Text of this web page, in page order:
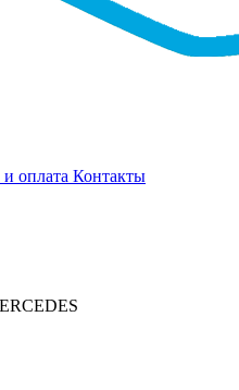
и оплата Контакты